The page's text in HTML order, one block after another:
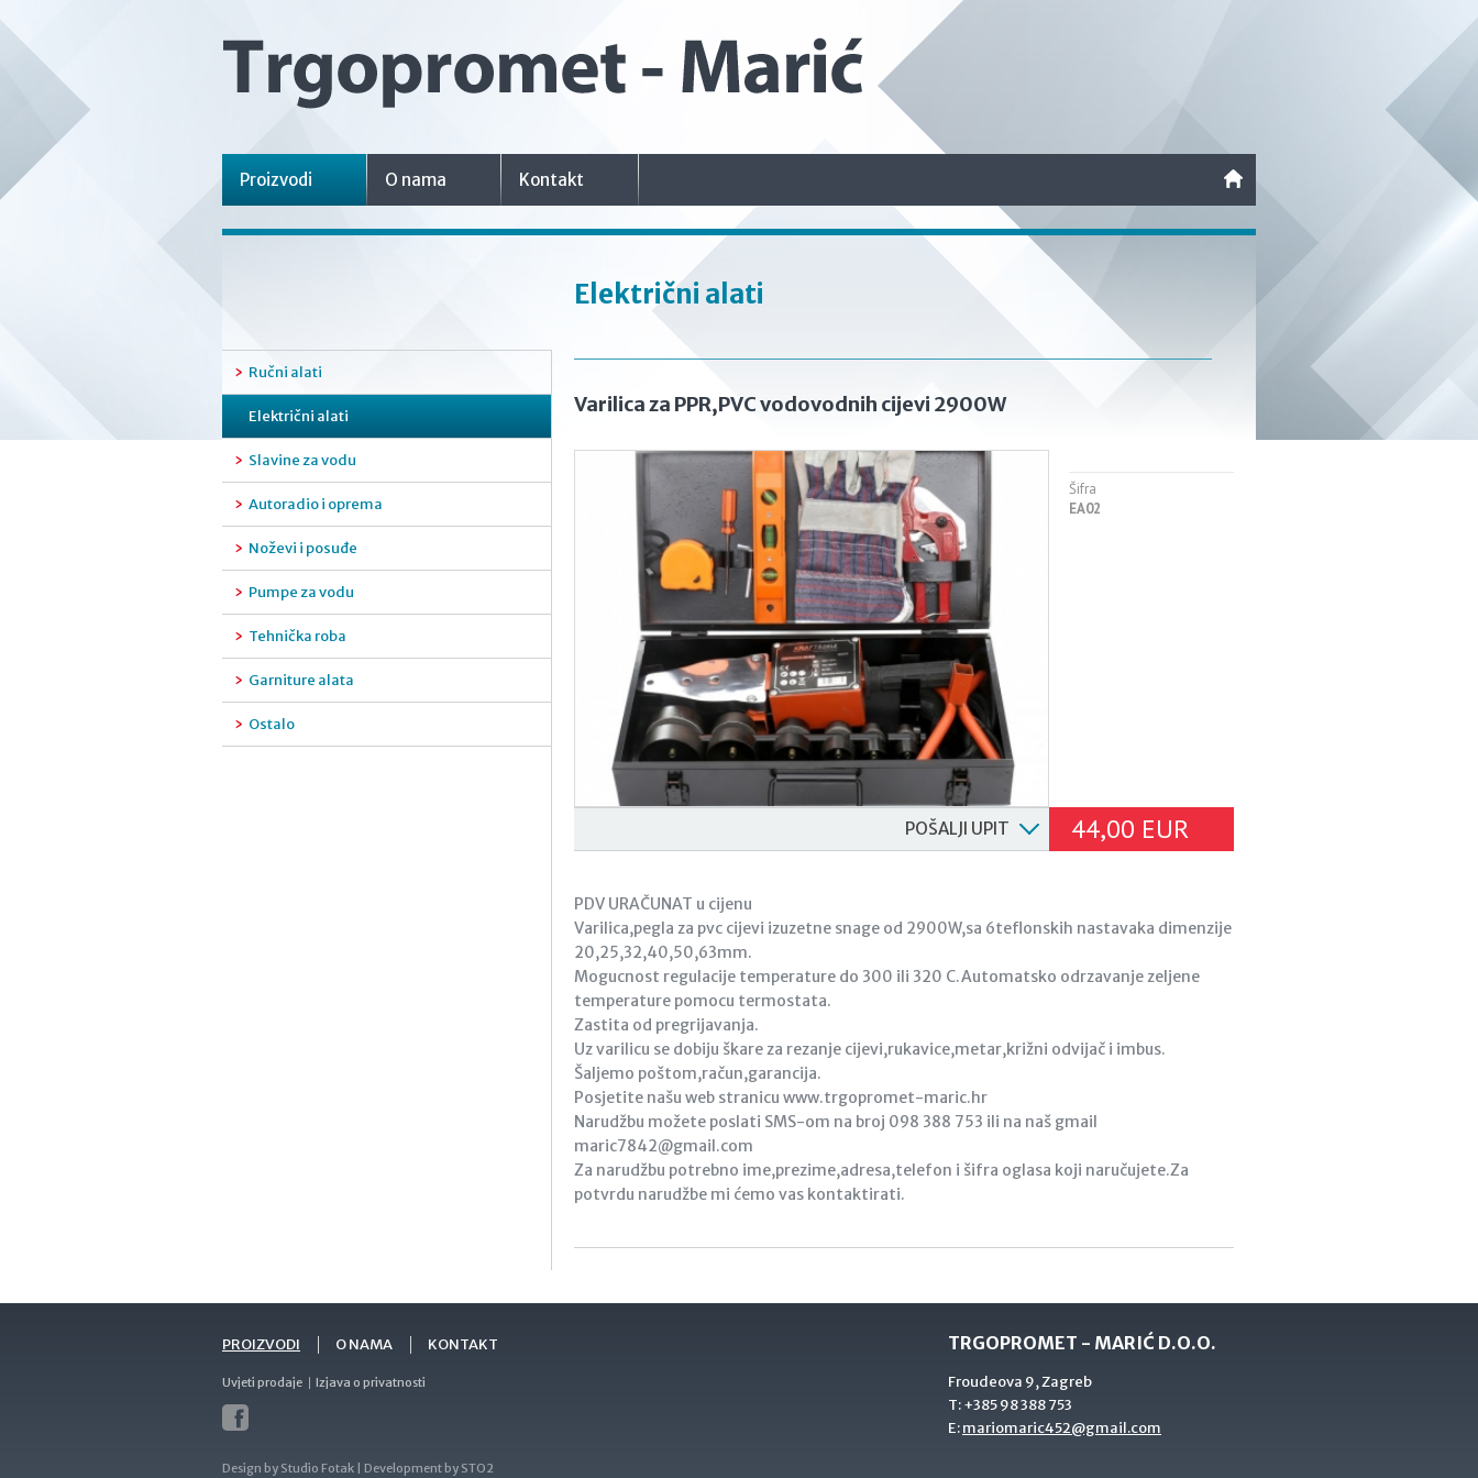
Proizvodi O nama Kontakt
Električni alati
Ručni alati
Električni alati
Slavine za vodu
Autoradio i oprema
Noževi i posuđe
Pumpe za vodu
Tehnička roba
Garniture alata
Ostalo
Varilica za PPR,PVC vodovodnih cijevi 2900W
Šifra
EA02
POŠALJI UPIT 44,00 EUR
PDV URAČUNAT u cijenu
Varilica,pegla za pvc cijevi izuzetne snage od 2900W,sa 6teflonskih nastavaka dimenzije
20,25,32,40,50,63mm.
Mogucnost regulacije temperature do 300 ili 320 C.Automatsko odrzavanje zeljene
temperature pomocu termostata.
Zastita od pregrijavanja.
Uz varilicu se dobiju škare za rezanje cijevi,rukavice,metar,križni odvijač i imbus.
Šaljemo poštom,račun,garancija.
Posjetite našu web stranicu www.trgopromet-maric.hr
Narudžbu možete poslati SMS-om na broj 098 388 753 ili na naš gmail
maric7842@gmail.com
Za narudžbu potrebno ime,prezime,adresa,telefon i šifra oglasa koji naručujete.Za
potvrdu narudžbe mi ćemo vas kontaktirati.
TRGOPROMET - MARIĆ D.O.O.
Froudeova 9, Zagreb
T:+385 98 388 753
E:mariomaric452@gmail.com
PROIZVODI O NAMA KONTAKT
Uvjeti prodaje Izjava o privatnosti
Design by Studio Fotak | Development by STO2